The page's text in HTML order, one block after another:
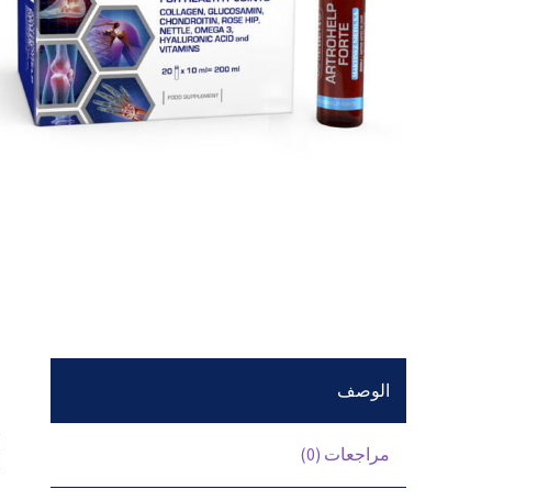
الوصف
مراجعات (0)